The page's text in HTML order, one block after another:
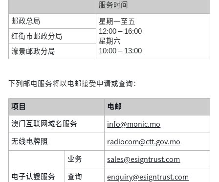
服务时间
邮政总局
星期一至五
12:00 – 16:00
星期六
10:00 – 13:00
红街市邮政分局
濠景邮政分局
下列邮电服务将以电邮接受申请或查询：
项目 电邮
澳门互联网域名服务 info@monic.mo
无线电牌照 radiocom@ctt.gov.mo
电子认證服务
业务 sales@esigntrust.com
查询 enquiry@esigntrust.com